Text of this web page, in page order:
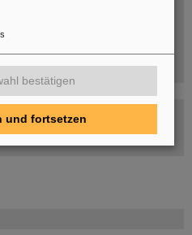
bestätigen
und fortsetzen